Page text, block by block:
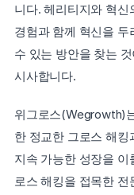
니다. 헤리티지와 혁
경험과 함께 혁신을
수 있는 방안을 찾는
시사합니다.
위그로스(Wegrowth)
한 정교한 그로스 해
지속 가능한 성장을
로스 해킹을 접목한 전